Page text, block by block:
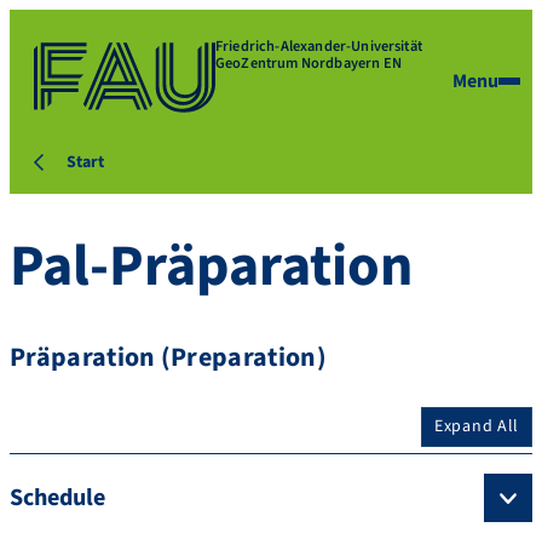
Friedrich-Alexander-Universität
GeoZentrum Nordbayern EN
Menu
Start
Pal-Präparation
Präparation (Preparation)
Expand All
Schedule